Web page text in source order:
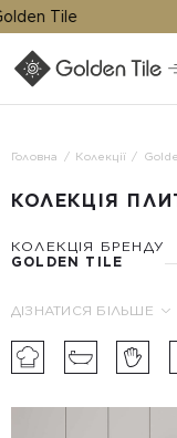
Tile
Головна Колекції
КОЛЕКЦІЯ
КОЛЕКЦІЯ БРЕНДУ
GOLDEN TILE
ДІЗНАТИСЯ БІЛЬШЕ